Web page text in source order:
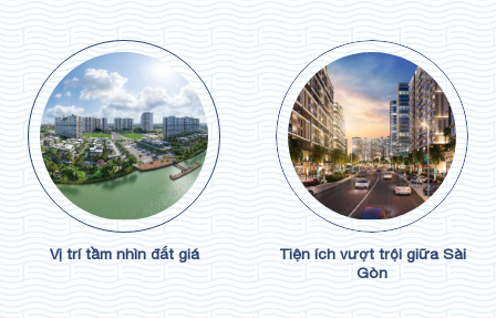
Vị trí tầm nhìn đắt giá
Tiện ích vượt trội giữa Sài
Gòn